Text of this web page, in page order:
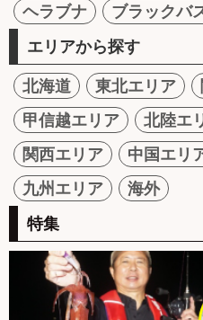
ヘラブナ
ブラックバ
エリアから探す
北海道 東北エリア
甲信越エリア
北陸エ
関西エリア
中国エリ
九州エリア
海外
特集